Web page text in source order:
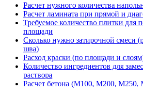
Расчет нужного количества
Расчет ламината при прямой и
Требуемое количество плитки для
площади
Сколько нужно затирочной смеси
шва)
Расход краски (по площади и
Количество ингредиентов для
раствора
Расчет бетона (М100, М200, М250,